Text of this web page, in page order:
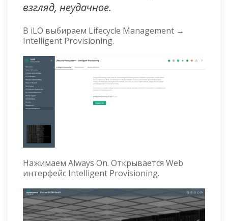
взгляд, неудачное.
В iLO выбираем Lifecycle Management →
Intelligent Provisioning.
Нажимаем Always On. Открывается Web
интерфейс Intelligent Provisioning.